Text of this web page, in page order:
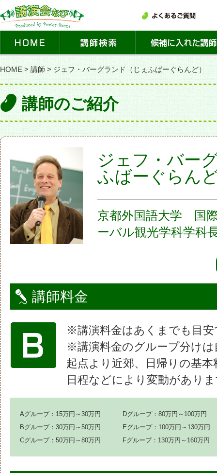
HOME > 講師 > ジェフ・バーグランド（じぇふばーぐらんど）
講師のご紹介
ジェフ・バー
ふばーぐらん
京都外国語大学 国
ーバル観光学科学科
講師料金
※講演料金はあくまでも目安
※講演料金のグループ分けは
起点より近郊、日帰りの基本
日程などにより変動があり
Aグループ：15万円～30万円
Bグループ：30万円～50万円
Cグループ：50万円～80万円
Dグループ：80万円～100万円
Eグループ：100万円～130万円
Fグループ：130万円～160万円